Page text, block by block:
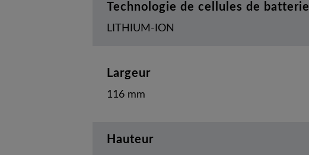
Technologie de cellules de batterie
LITHIUM-ION
Largeur
116 mm
Hauteur